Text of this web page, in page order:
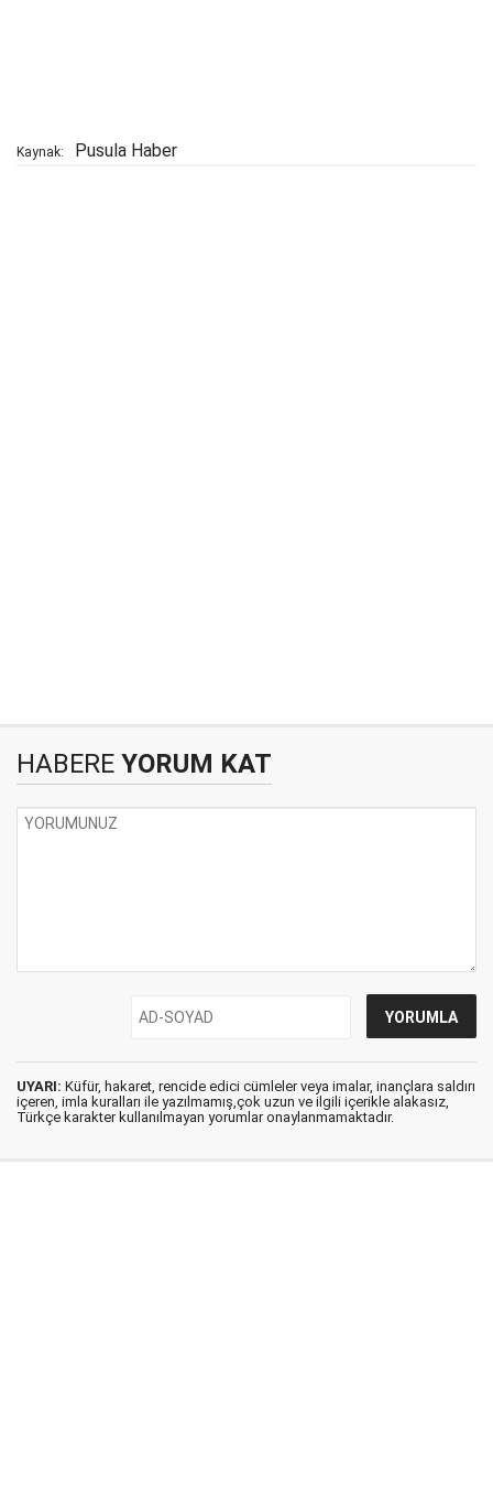
Kaynak: Pusula Haber
HABERE YORUM KAT
UYARI: Küfür, hakaret, rencide edici cümleler veya imalar, inançlara saldırı
içeren, imla kuralları ile yazılmamış,çok uzun ve ilgili içerikle alakasız,
Türkçe karakter kullanılmayan yorumlar onaylanmamaktadır.